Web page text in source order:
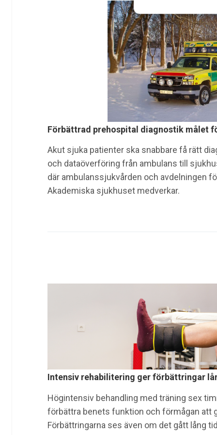
Förbättrad prehospital diagnostik målet
Akut sjuka patienter ska snabbare få rätt
och dataöverföring från ambulans till
där ambulanssjukvården och avdelningen
Akademiska sjukhuset medverkar.
Intensiv rehabilitering ger förbättringar
Högintensiv behandling med träning sex
förbättra benets funktion och förmågan att
Förbättringarna ses även om det gått lång